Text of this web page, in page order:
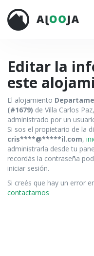
Editar la
este
El alojamiento
(#1679) de Villa Carlos
administrado por un
Si sos el propietario de la
cris****@*****il.com,
administrarla desde tu
recordás la contraseña
iniciar sesión.
Si creés que hay un error
contactarnos